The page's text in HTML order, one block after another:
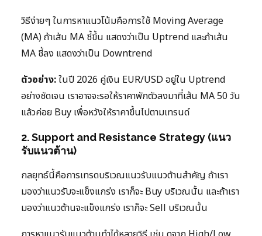
วิธีง่ายๆ ในการหาแนวโน้มคือการใช้ Moving Average
(MA) ถ้าเส้น MA ชี้ขึ้น แสดงว่าเป็น Uptrend และถ้าเส้น
MA ชี้ลง แสดงว่าเป็น Downtrend
ตัวอย่าง:ในปี 2026 คู่เงิน EUR/USD อยู่ใน Uptrend
อย่างชัดเจน เราอาจจะรอให้ราคาพักตัวลงมาที่เส้น MA 50 วัน
แล้วค่อย Buy เพื่อหวังให้ราคาขึ้นไปตามเทรนด์
2. Support and Resistance Strategy (แนว
รับแนวต้าน)
กลยุทธ์นี้คือการเทรดบริเวณแนวรับแนวต้านสำคัญ ถ้าเรา
มองว่าแนวรับจะแข็งแกร่ง เราก็จะ Buy บริเวณนั้น และถ้าเรา
มองว่าแนวต้านจะแข็งแกร่ง เราก็จะ Sell บริเวณนั้น